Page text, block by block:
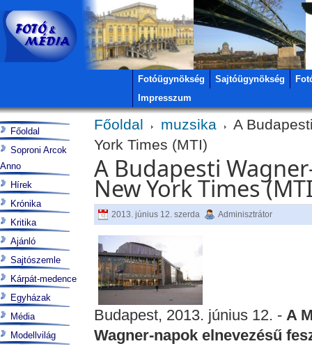
Fotóügynökség Sajtóügynökség
Impresszum
Főoldal muzsika
A
York Times (MTI)
A Budapesti
New York Times
2013. június 12. szerda Adminisztrátor
Budapest, 2013. június 12. - A
Wagner-napok elnevezésű
Főoldal
Soproni Arcok
Anno
Hírek
Krónika
Kritika
Ajánló
Sajtószemle
Kárpát-medence
Egyházak
Média
Modellvilág